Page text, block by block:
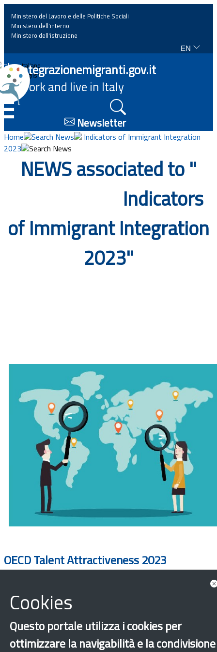
Home
News
Highlights
Events
Regulations and law
Documents
Ministero del Lavoro e delle Politiche Sociali
Ministero dell'interno
Ministero dell'istruzione
EN
Italiano
English
Integrazionemigranti.gov.it
Work and live in Italy
Newsletter
Home Search News
Indicators of Immigrant Integration
2023
Search News
NEWS associated to "
Indicators
of Immigrant Integration
2023"
OECD Talent Attractiveness 2023
Cookies
Questo portale utilizza i cookies per
ottimizzare la navigabilità e la condivisione